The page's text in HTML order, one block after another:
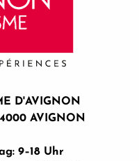
D'AVIGNON
AVIGNON
9–18 Uhr